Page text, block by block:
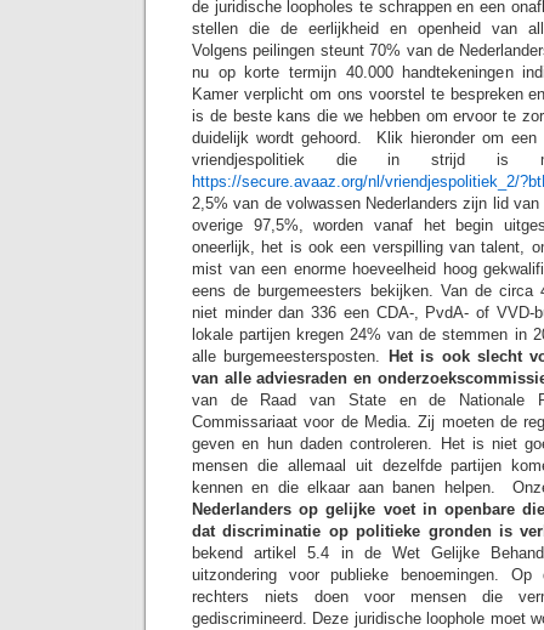
de juridische loopholes te schrappen en een
stellen die de eerlijkheid en openheid van
Volgens peilingen steunt 70% van de
nu op korte termijn 40.000 handtekeningen
Kamer verplicht om ons voorstel te bespreken
is de beste kans die we hebben om ervoor te
duidelijk wordt gehoord. Klik hieronder om
vriendjespolitiek die in strijd is
https://secure.avaaz.org/nl/vriendjespolitiek_2/
2,5% van de volwassen Nederlanders zijn lid
overige 97,5%, worden vanaf het begin
oneerlijk, het is ook een verspilling van talent,
mist van een enorme hoeveelheid hoog
eens de burgemeesters bekijken. Van de circa
niet minder dan 336 een CDA-, PvdA- of VVD-
lokale partijen kregen 24% van de stemmen in
alle burgemeestersposten.
Het is ook slecht
van alle adviesraden en
van de Raad van State en de Nationale
Commissariaat voor de Media. Zij moeten de
geven en hun daden controleren. Het is niet
mensen die allemaal uit dezelfde partijen
kennen en die elkaar aan banen helpen.
Nederlanders op gelijke voet in openbare
dat discriminatie op politieke gronden is
bekend artikel 5.4 in de Wet Gelijke
uitzondering voor publieke benoemingen.
rechters niets doen voor mensen die
gediscrimineerd. Deze juridische loophole moet